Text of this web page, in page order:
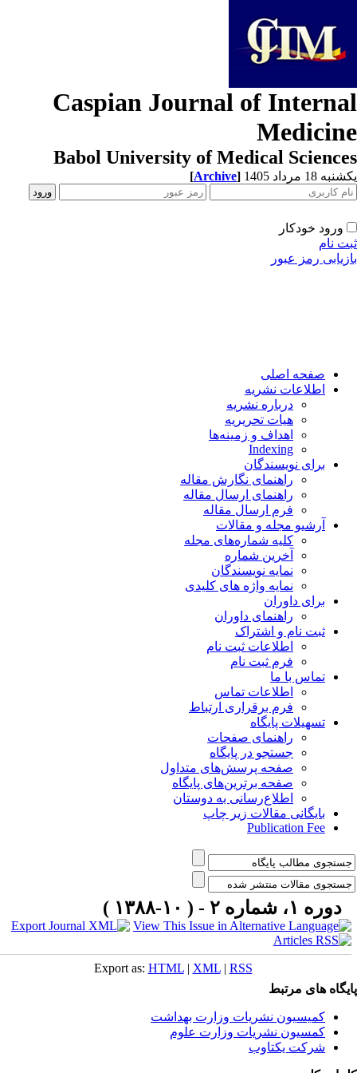
Caspian Journal of
Babol University of Medical
18 مرداد 1405 [Archive]
ورود خودکار
نام
رمز عبور
صفحه اصلی
اطلاعات نشریه
درباره نشریه
هیات تحریریه
اهداف و زمینه‌ها
Indexing
برای نویسندگان
راهنمای نگارش مقاله
راهنمای ارسال مقاله
فرم ارسال مقاله
آرشیو مجله و مقالات
کلیه شماره‌های مجله
آخرین شماره
نمایه نویسندگان
نمایه واژه های کلیدی
برای داوران
راهنمای داوران
ثبت نام و اشتراک
اطلاعات ثبت نام
فرم ثبت نام
تماس با ما
اطلاعات تماس
فرم برقراری ارتباط
تسهیلات پایگاه
راهنمای صفحات
جستجو در پایگاه
صفحه پرسش‌های متداول
صفحه برترین‌های پایگاه
اطلاع‌رسانی به دوستان
بایگانی مقالات زیر چاپ
Publication Fee
دوره ۱، شماره ۲ - ( ۱۰-۱۳۸۸ )
Export as:HTML |XML|RSS
های مرتبط
کمیسیون نشریات وزارت بهداشت
کمسیون نشریات وزارت علوم
شرکت یکتاوب